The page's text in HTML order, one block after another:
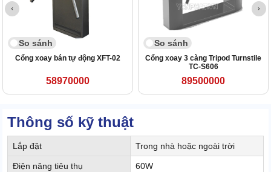
So sánh
Cổng xoay bán tự động XFT-02
58970000
So sánh
Cổng xoay 3 càng Tripod Turnstile
TC-S606
89500000
Thông số kỹ thuật
Lắp đặt Trong nhà hoặc ngoài trời
Điện năng tiêu thụ 60W